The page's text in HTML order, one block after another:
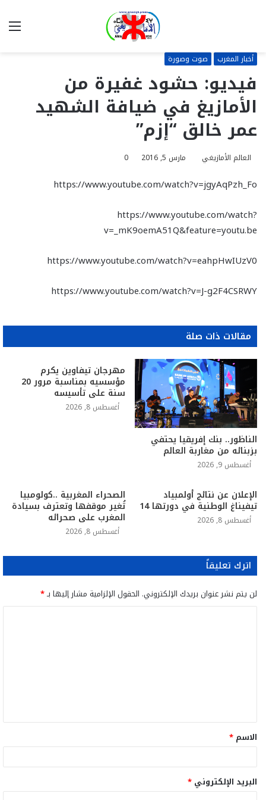
أخبار المغرب صوت وصورة
فيديو: حشود غفيرة من
الأمازيغ في ضيافة الشهيد
عمر خالق “إزم”
العالم الأمازيغي مارس 5, 2016 0
https://www.youtube.com/watch?v=jgyAqPzh_Fo
https://www.youtube.com/watch?
v=_mK9oemA51Q&feature=youtu.be
https://www.youtube.com/watch?v=eahpHwIUzV0
https://www.youtube.com/watch?v=J-g2F4CSRWY
مقالات ذات صلة
الناظور.. بنك إفريقيا يحتفي
بزبنائه من مغاربة العالم
أغسطس 9, 2026
مهرجان تيفاوين يكرم
مؤسسيه بمناسبة مرور 20
سنة على تأسيسه
أغسطس 8, 2026
الإعلان عن نتائج أولمبياد
تيفيناغ الوطنية في دورتها 14
أغسطس 8, 2026
الصحراء المغربية ..كولومبيا
تُغير موقفها وتعترف بسيادة
المغرب على صحرائه
أغسطس 8, 2026
اترك تعليقاً
لن يتم نشر عنوان بريدك الإلكتروني. الحقول الإلزامية مشار إليها بـ*
ق
*
الاسم *
البريد الإلكتروني *